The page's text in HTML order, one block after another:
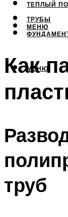
ТЕПЛЫЙ
ТРУБЫ
МЕНЮ
МЕНЮ
Как
труб